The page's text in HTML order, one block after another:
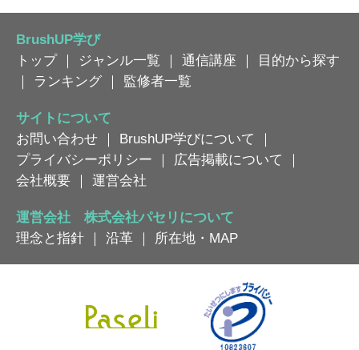
BrushUP学び
トップ
ジャンル一覧 通信講座
目的から探す
ランキング 監修者一覧
サイトについて
お問い合わせ
BrushUP学びについて
プライバシーポリシー
広告掲載について
会社概要
運営会社
運営会社 株式会社パセリについて
理念と指針
沿革 所在地・MAP